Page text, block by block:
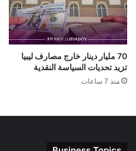
70 مليار دينار خارج مصارف ليبيا
تزيد تحديات السياسة النقدية
منذ 7 ساعات